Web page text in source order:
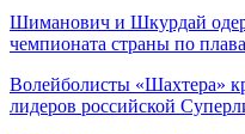
Шиманович и Шкурдай
чемпионата страны по
Волейболисты «Шахтера»
лидеров российской